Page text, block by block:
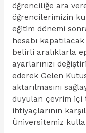
öğrenciliğe ara
öğrencilerimizin
eğitim dönemi
hesabı
belirli aralıklarla
ayarlarınızı
ederek Gelen
aktarılmasını
duyulan çevrim içi
ihtiyaçlarının
Üniversitemiz